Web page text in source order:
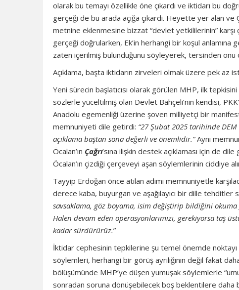
olarak bu temayı özellikle öne çıkardı ve iktidarı bu
gerçeği de bu arada açığa çıkardı. Heyette yer alan ve
metnine eklenmesine bizzat “devlet yetkililerinin” karşı
gerçeği doğrularken, Ek’in herhangi bir koşul anlamına
zaten içerilmiş bulunduğunu söyleyerek, tersinden onu
Açıklama, başta iktidarın zirveleri olmak üzere pek az
Yeni sürecin başlatıcısı olarak görülen MHP, ilk
sözlerle yüceltilmiş olan Devlet Bahçeli’nin kendisi,
Anadolu egemenliği üzerine şoven milliyetçi bir
memnuniyeti dile getirdi: “27 Şubat 2025 tarihinde
açıklama baştan sona değerli ve önemlidir.”Aynı
Öcalan’ın Çağrı’sına ilişkin destek açıklaması için de
Öcalan’ın çizdiği çerçeveyi aşan söylemlerinin ciddiye
Tayyip Erdoğan önce atılan adımı memnuniyetle
derece kaba, buyurgan ve aşağılayıcı bir dille tehditler
savsaklama, göz boyama, isim değiştirip bildiğini okuma
Halen devam eden operasyonlarımızı, gerekiyorsa taş
kadar sürdürürüz.”
İktidar cephesinin tepkilerine şu temel önemde noktayı
söylemleri, herhangi bir görüş ayrılığının değil fakat
bölüşümünde MHP’ye düşen yumuşak söylemlerle
sonradan soruna dönüşebilecek boş beklentilere daha